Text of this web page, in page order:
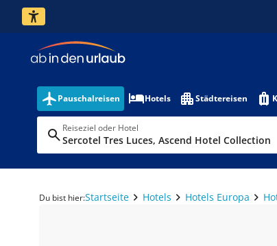
Pauschalreisen Hotels Städtereisen
Reiseziel oder Hotel
Sercotel Tres Luces, Ascend Hotel Collection
Du bist hier:Startseite Hotels Hotels Europa